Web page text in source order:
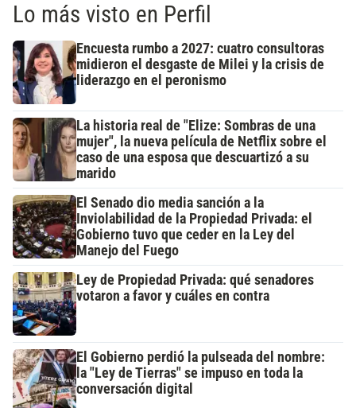
Lo más visto en Perfil
Encuesta rumbo a 2027: cuatro consultoras
midieron el desgaste de Milei y la crisis de
liderazgo en el peronismo
La historia real de "Elize: Sombras de una
mujer", la nueva película de Netflix sobre el
caso de una esposa que descuartizó a su
marido
El Senado dio media sanción a la
Inviolabilidad de la Propiedad Privada: el
Gobierno tuvo que ceder en la Ley del
Manejo del Fuego
Ley de Propiedad Privada: qué senadores
votaron a favor y cuáles en contra
El Gobierno perdió la pulseada del nombre:
la "Ley de Tierras" se impuso en toda la
conversación digital